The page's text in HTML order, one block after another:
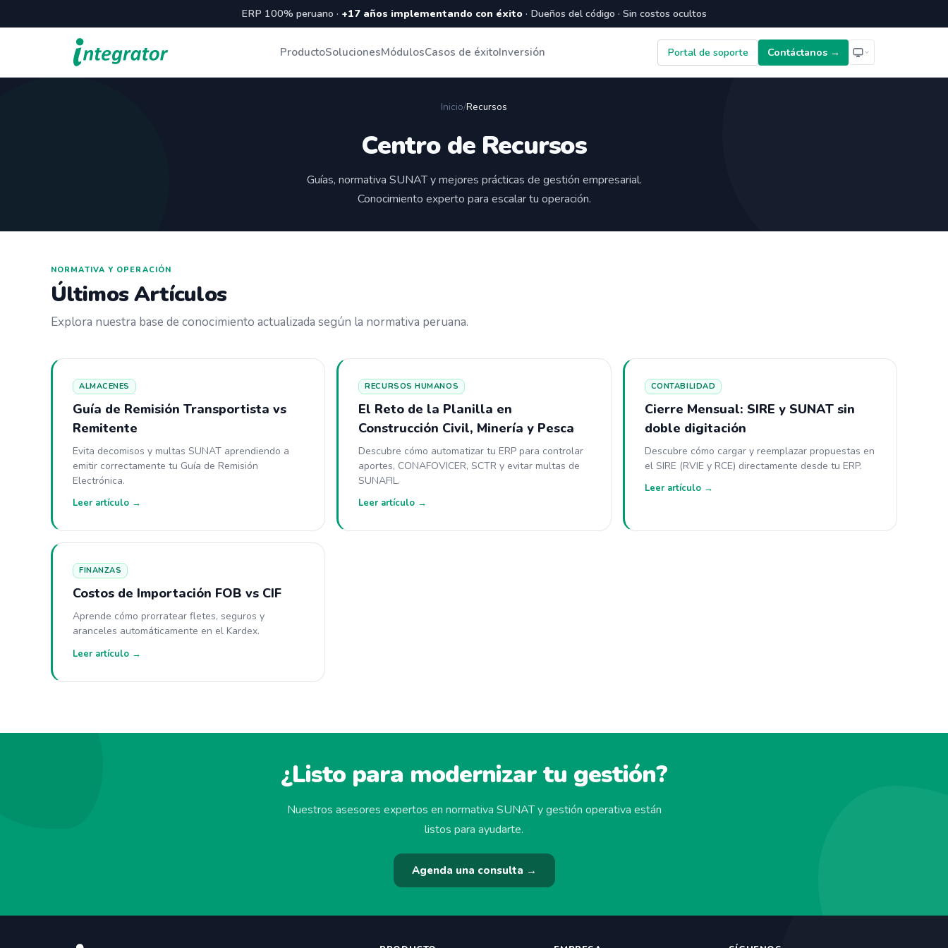
ERP 100% peruano · +17 años implementando con éxito · Dueños del código · Sin costos ocultos
ProductoSolucionesMódulosCasos de éxitoInversión Portal de soporte Contáctanos →
Inicio/Recursos
Centro de Recursos
Guías, normativa SUNAT y mejores prácticas de gestión empresarial.
Conocimiento experto para escalar tu operación.
NORMATIVA Y OPERACIÓN
Últimos Artículos
Explora nuestra base de conocimiento actualizada según la normativa peruana.
ALMACENES
Guía de Remisión Transportista vs
Remitente
Evita decomisos y multas SUNAT aprendiendo a
emitir correctamente tu Guía de Remisión
Electrónica.
Leer artículo →
RECURSOS HUMANOS
El Reto de la Planilla en
Construcción Civil, Minería y Pesca
Descubre cómo automatizar tu ERP para controlar
aportes, CONAFOVICER, SCTR y evitar multas de
SUNAFIL.
Leer artículo →
CONTABILIDAD
Cierre Mensual: SIRE y SUNAT sin
doble digitación
Descubre cómo cargar y reemplazar propuestas en
el SIRE (RVIE y RCE) directamente desde tu ERP.
Leer artículo →
FINANZAS
Costos de Importación FOB vs CIF
Aprende cómo prorratear fletes, seguros y
aranceles automáticamente en el Kardex.
Leer artículo →
¿Listo para modernizar tu gestión?
Nuestros asesores expertos en normativa SUNAT y gestión operativa están
listos para ayudarte.
Agenda una consulta →